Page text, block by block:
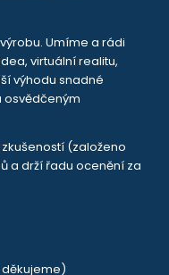
Umíme a rádi
virtuální realitu,
výhodu snadné
osvědčeným
(založeno
a drží řadu ocenění za
děkujeme)